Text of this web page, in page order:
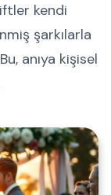
kendi
şarkılarla
anıya kişisel